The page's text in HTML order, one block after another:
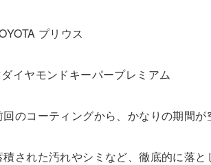
プリウス
イヤモンドキーパープレミアム
回のコーティングから、かなりの期間
積された汚れやシミなど、徹底的に落